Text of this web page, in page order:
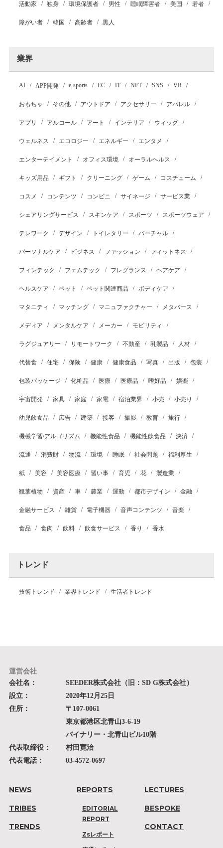
活動家 独身 環境保護者 男性 睡眠障害者 美国 若者
障がい者 韓国 高齢者 黒人
業界
AI APP開発 e-sports EC IT NFT SNS VR
おもちゃ その他 アウトドア アクセサリー アパレル
アプリ アルコール アート インテリア ウィッグ
ウェルネス エコロジー エネルギー エンタメ
エンターテイメント オフィス環境 オーラルヘルス
キッズ用品 ギフト クリーニング ゲーム コスチューム
コスメ コンテンツ コンビニ サイネージ サービス業
シェアリングサービス スキンケア スポーツ スポーツウェア
テレワーク デザイン トイレタリー バーチャル
パーソナルケア ビジネス ファッション フィットネス
フィンテック フェムテック フレグランス ヘアケア
ヘルスケア ペット ペット関連商品 ボディケア
マタニティ マッチング マニュファクチャー メタバース
メディア メンタルケア メーカー モビリティ
ラグジュアリー リモートワーク 不動産 乳製品 人材
代替食 住宅 保険 健康 健康食品 写真 出版 包装
包装パッケージ 化粧品 医療 医療品 嗜好品 娯楽
宇宙開発 家具 家庭 家電 宿泊業界 小売 小売り
幼児飲食品 広告 建築 接客 撮影 教育 旅行
機械学習/アルゴリズム 機能性食品 機能性飲食品 決済
流通 消費財 物流 環境 睡眠 社会問題 福利厚生
紙 美容 美容医療 習い事 育児 花 製造業
観葉植物 資産 車 農業 運動 都市デザイン 金融
金融サービス 雑貨 電子機器 音声コンテンツ 音楽
食品 食肉 飲料 飲食サービス 香り 香水
トレンド
技術トレンド 業界トレンド 生活者トレンド
運営会社
会社名：
SEEDER株式会社（旧：SD G株式会社）
設立：
2020年12月25日
住所：
〒107-0061
東京都港区北青山3-6-19
バイナリー・北青山ビル10階
代表取締役：
村田寛治
代表電話：
03-4572-0697
NEWS
TRIBES
TRENDS
REPORTS
EDITORIAL
REPORT
Zsレポート
LECTURES
BESPOKE
CONTACT